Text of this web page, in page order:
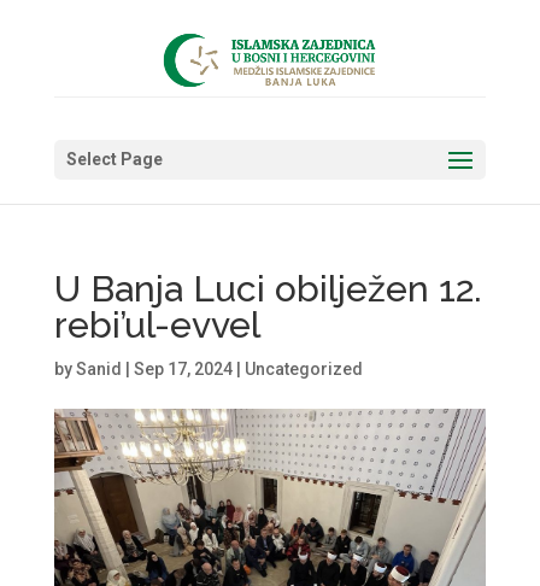
Select Page
U Banja Luci obilježen 12.
rebi’ul-evvel
bySanid Sep 17, 2024| Uncategorized